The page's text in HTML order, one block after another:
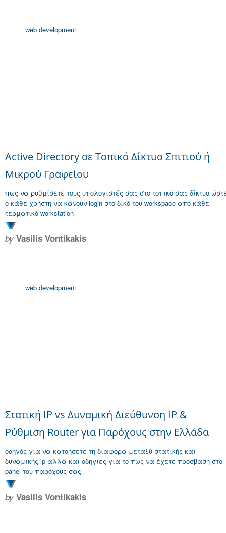
web development
Active Directory σε Τοπικό Δίκτυο Σπιτιού ή
Μικρού Γραφείου
πως να ρυθμίσετε τους υπολογιστές σας στο τοπικό σας δίκτυο
ο κάθε χρήστη να κάνουν login στο δικό του workspace από κάθε
τερματικό workstation
by Vasilis Vontikakis
web development
Στατική IP vs Δυναμική Διεύθυνση IP &
Ρύθμιση Router για Παρόχους στην Ελλάδα
οδηγός για να κατοήσετε τη διαφορά μεταξύ στατικής και
δυναμικής ip αλλά και οδηγίες για το πως να έχετε πρόσβαση στο
panel του παρόχους σας
by Vasilis Vontikakis